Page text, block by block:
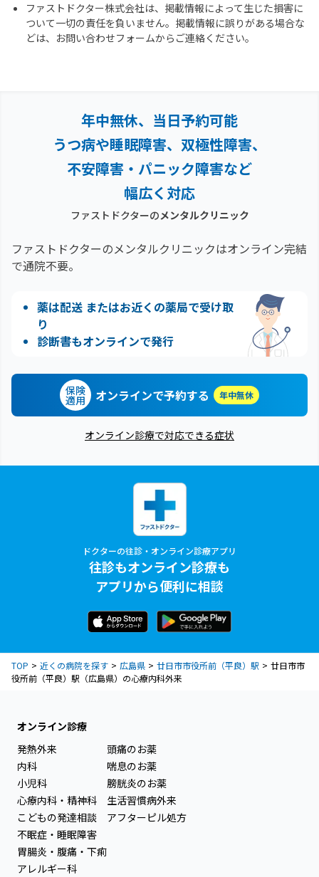
ファストドクター株式会社は、掲載情報によって生じた損害に
ついて一切の責任を負いません。掲載情報に誤りがある場合な
どは、お問い合わせフォームからご連絡ください。
年中無休、当日予約可能
うつ病や睡眠障害、双極性障害、
不安障害・パニック障害など
幅広く対応
ファストドクターのメンタルクリニック
ファストドクターのメンタルクリニックはオンライン完結
で通院不要。
薬は配送 またはお近くの薬局で受け取
り
診断書もオンラインで発行
保険
適用 オンラインで予約する 年中無休
オンライン診療で対応できる症状
ドクターの往診・オンライン診療アプリ
往診もオンライン診療も
アプリから便利に相談
TOP 近くの病院を探す 広島県 廿日市市役所前（平良）駅
廿日市市
役所前（平良）駅（広島県）の心療内科外来
オンライン診療
発熱外来
内科
小児科
心療内科・精神科
こどもの発達相談
不眠症・睡眠障害
胃腸炎・腹痛・下痢
アレルギー科
頭痛のお薬
喘息のお薬
膀胱炎のお薬
生活習慣病外来
アフターピル処方